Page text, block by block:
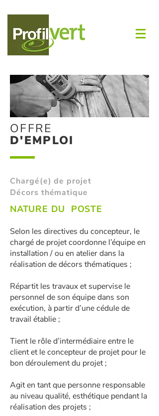
OFFRE
D'EMPLOI
Chargé(e) de projet
Décors thématique
NATURE DU POSTE
Selon les directives du concepteur, le
chargé de projet coordonne l’équipe en
installation / ou en atelier dans la
réalisation de décors thématiques ;
Répartit les travaux et supervise le
personnel de son équipe dans son
exécution, à partir d’une cédule de
travail établie ;
Tient le rôle d’intermédiaire entre le
client et le concepteur de projet pour le
bon déroulement du projet ;
Agit en tant que personne responsable
au niveau qualité, esthétique pendant la
réalisation des projets ;